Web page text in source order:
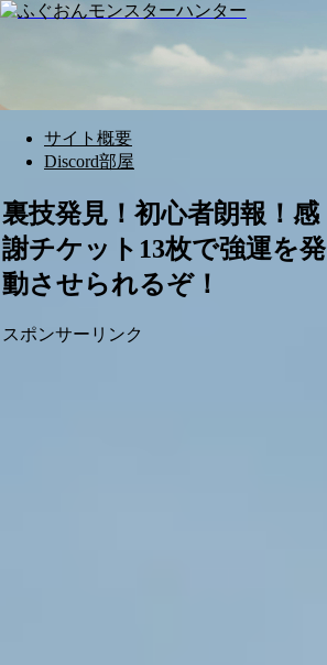
サイト概要
Discord部屋
裏技発見！初心者朗報！感
謝チケット13枚で強運を発
動させられるぞ！
スポンサーリンク